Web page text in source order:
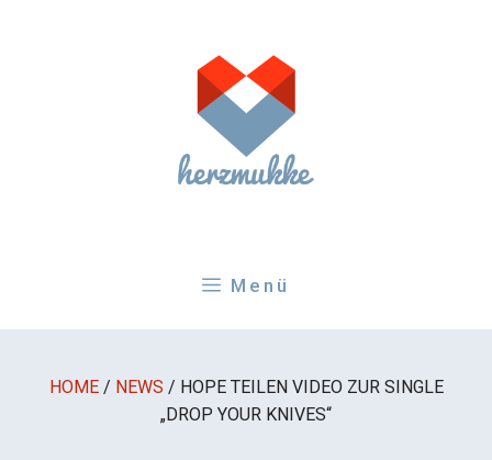
Menü
HOME / NEWS / HOPE TEILEN VIDEO ZUR SINGLE
„DROP YOUR KNIVES“